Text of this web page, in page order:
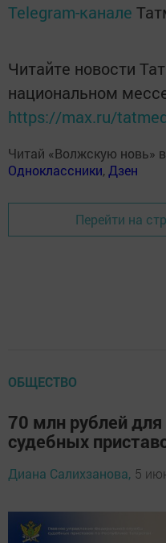
Telegram-канале
Читайте новости
национальном
https://max.ru/
Читай «Волжскую новь» в
Одноклассники, Дзен
Перейти на
ОБЩЕСТВО
70 млн рублей для
судебных
Диана Салихзанова, 5